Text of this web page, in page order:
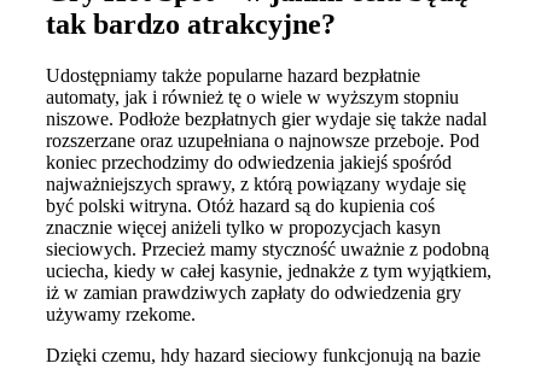
tak bardzo atrakcyjne?
Udostępniamy także popularne hazard bezpłatnie
automaty, jak i również tę o wiele w wyższym stopniu
niszowe. Podłoże bezpłatnych gier wydaje się także nadal
rozszerzane oraz uzupełniana o najnowsze przeboje. Pod
koniec przechodzimy do odwiedzenia jakiejś spośród
najważniejszych sprawy, z którą powiązany wydaje się
być polski witryna. Otóż hazard są do kupienia coś
znacznie więcej aniżeli tylko w propozycjach kasyn
sieciowych. Przecież mamy styczność uważnie z podobną
uciecha, kiedy w całej kasynie, jednakże z tym wyjątkiem,
iż w zamian prawdziwych zapłaty do odwiedzenia gry
używamy rzekome.
Dzięki czemu, hdy hazard sieciowy funkcjonują na bazie